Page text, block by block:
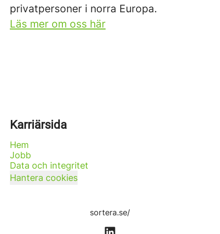
privatpersoner i norra Europa.
Läs mer om oss här
Karriärsida
Hem
Jobb
Data och integritet
Hantera cookies
sortera.se/